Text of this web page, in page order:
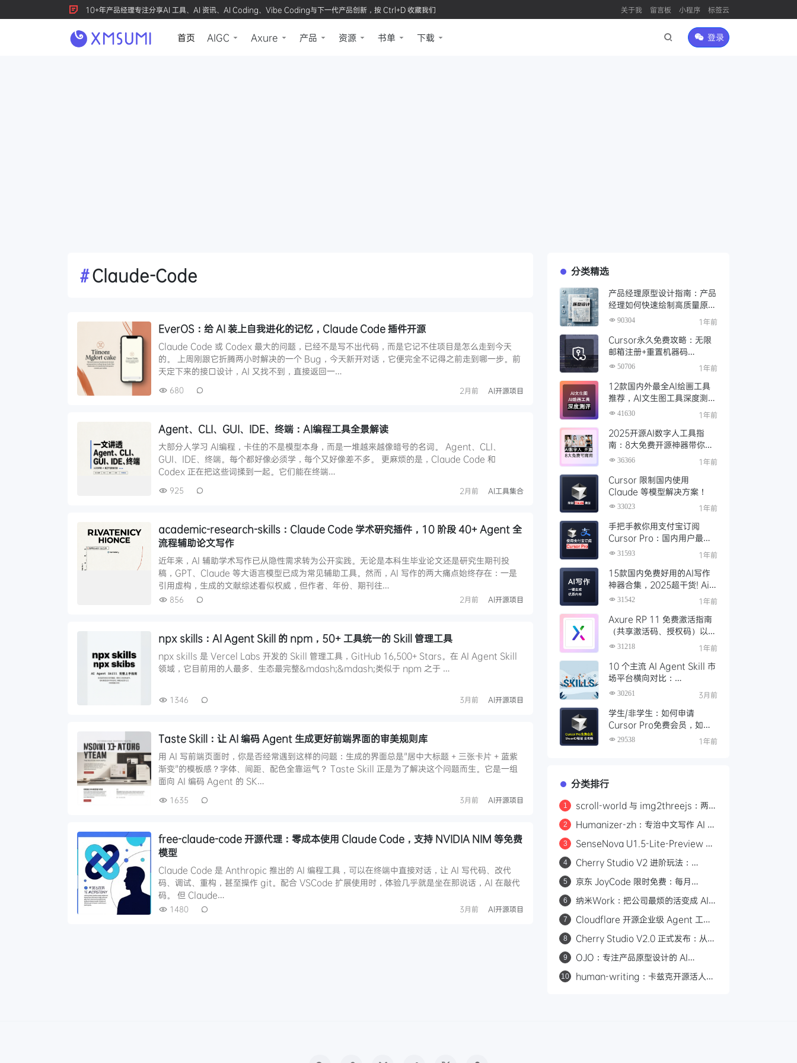
10+年产品经理专注分享AI 工具、AI 资讯、AI Coding、Vibe Coding与下一代产品创新，按 Ctrl+D 收藏我们 关于我 留言板 小程序 标签云
首页 AIGC Axure 产品 资源 书单 下载 登录
#Claude-Code
EverOS：给 AI 装上自我进化的记忆，Claude Code 插件开源
Claude Code 或 Codex 最大的问题，已经不是写不出代码，而是它记不住项目是怎么走到今天
的。 上周刚跟它折腾两小时解决的一个 Bug，今天新开对话，它便完全不记得之前走到哪一步。前
天定下来的接口设计，AI 又找不到，直接返回一…
680 2月前 AI开源项目
Agent、CLI、GUI、IDE、终端：AI编程工具全景解读
大部分人学习 AI编程，卡住的不是模型本身，而是一堆越来越像暗号的名词。 Agent、CLI、
GUI、IDE、终端。每个都好像必须学，每个又好像差不多。 更麻烦的是，Claude Code 和
Codex 正在把这些词揉到一起。它们能在终端…
925 2月前 AI工具集合
academic-research-skills：Claude Code 学术研究插件，10 阶段 40+ Agent 全
流程辅助论文写作
近年来，AI 辅助学术写作已从隐性需求转为公开实践。无论是本科生毕业论文还是研究生期刊投
稿，GPT、Claude 等大语言模型已成为常见辅助工具。然而，AI 写作的两大痛点始终存在：一是
引用虚构，生成的文献综述看似权威，但作者、年份、期刊往…
856 2月前 AI开源项目
npx skills：AI Agent Skill 的 npm，50+ 工具统一的 Skill 管理工具
npx skills 是 Vercel Labs 开发的 Skill 管理工具，GitHub 16,500+ Stars。在 AI Agent Skill
领域，它目前用的人最多、生态最完整&mdash;&mdash;类似于 npm 之于 …
1346 3月前 AI开源项目
Taste Skill：让 AI 编码 Agent 生成更好前端界面的审美规则库
用 AI 写前端页面时，你是否经常遇到这样的问题：生成的界面总是"居中大标题 + 三张卡片 + 蓝紫
渐变"的模板感？字体、间距、配色全靠运气？ Taste Skill 正是为了解决这个问题而生。它是一组
面向 AI 编码 Agent 的 SK…
1635 3月前 AI开源项目
free-claude-code 开源代理：零成本使用 Claude Code，支持 NVIDIA NIM 等免费
模型
Claude Code 是 Anthropic 推出的 AI 编程工具，可以在终端中直接对话，让 AI 写代码、改代
码、调试、重构，甚至操作 git。配合 VSCode 扩展使用时，体验几乎就是坐在那说话，AI 在敲代
码。 但 Claude…
1480 3月前 AI开源项目
分类精选
产品经理原型设计指南：产品
经理如何快速绘制高质量原
型？（附步骤与资源）
90304 1年前
Cursor永久免费攻略：无限
邮箱注册+重置机器码
+Cursor试用期重置工具实现
50706 1年前
12款国内外最全AI绘画工具
推荐，AI文生图工具深度测评
与场景化对比
41630 1年前
2025开源AI数字人工具指
南：8大免费开源神器带你免
费解锁可商用的AI数字人
36366 1年前
Cursor 限制国内使用
Claude 等模型解决方案！
33023 1年前
手把手教你用支付宝订阅
Cursor Pro：国内用户最全
开通教程（附取消自动扣费）
31593 1年前
15款国内免费好用的AI写作
神器合集，2025超干货! Ai
写作工具推荐，支持论文长文
31542 1年前
Axure RP 11 免费激活指南
（共享激活码、授权码）以及
永久激活方法分享
31218 1年前
10 个主流 AI Agent Skill 市
场平台横向对比：
Clawhub、Skillsmp、
30261 3月前
学生/非学生：如何申请
Cursor Pro免费会员，如何
通过SheerID验证快速激活全
29538 1年前
分类排行
1
scroll-world 与 img2threejs：两个
做网页和 3D 模型
2
Humanizer-zh：专治中文写作 AI 味
3
SenseNova U1.5-Lite-Preview 开
4K 图像生成与编辑
4
Cherry Studio V2 进阶玩法：
生态
5
京东 JoyCode 限时免费：每月
大模型
6
纳米Work：把公司最烦的活变成 AI
7
Cloudflare 开源企业级 Agent 工作
8
Cherry Studio V2.0 正式发布：从
能工作站
9
OJO：专注产品原型设计的 AI
10
human-writing：卡兹克开源活人感